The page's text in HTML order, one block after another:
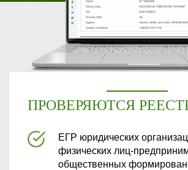
ПРОВЕРЯЮТСЯ
ЕГР юридических
физических лиц-
общественных